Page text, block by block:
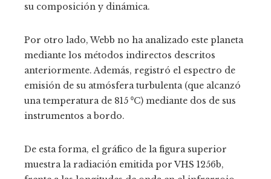
su composición y dinámica.
Por otro lado, Webb no ha analizado este planeta
mediante los métodos indirectos descritos
anteriormente. Además, registró el espectro de
emisión de su atmósfera turbulenta (que alcanzó
una temperatura de 815 ⁰C) mediante dos de sus
instrumentos a bordo.
De esta forma, el gráfico de la figura superior
muestra la radiación emitida por VHS 1256b,